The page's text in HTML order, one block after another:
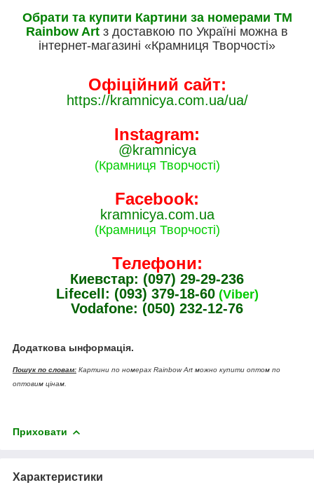
Обрати та купити Картини за номерами ТМ
Rainbow Art з доставкою по Україні можна в
інтернет-магазині «Крамниця Творчості»
Офіційний сайт:
https://kramnicya.com.ua/ua/
Instagram:
@kramnicya
(Крамниця Творчості)
Facebook:
kramnicya.com.ua
(Крамниця Творчості)
Телефони:
Киевстар: (097) 29-29-236
Lifecell: (093) 379-18-60 (Viber)
Vodafone: (050) 232-12-76
Додаткова ынформація.
Пошук по словам: Картини по номерах Rainbow Art можно купити оптом по
оптовим цінам.
Приховати
Характеристики